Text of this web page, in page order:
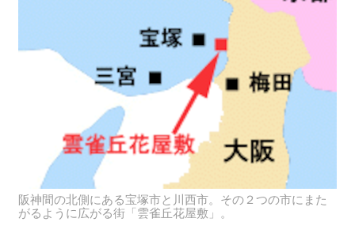
阪神間の北側にある宝塚市と川西市。その２つの市にまた
がるように広がる街「雲雀丘花屋敷」。